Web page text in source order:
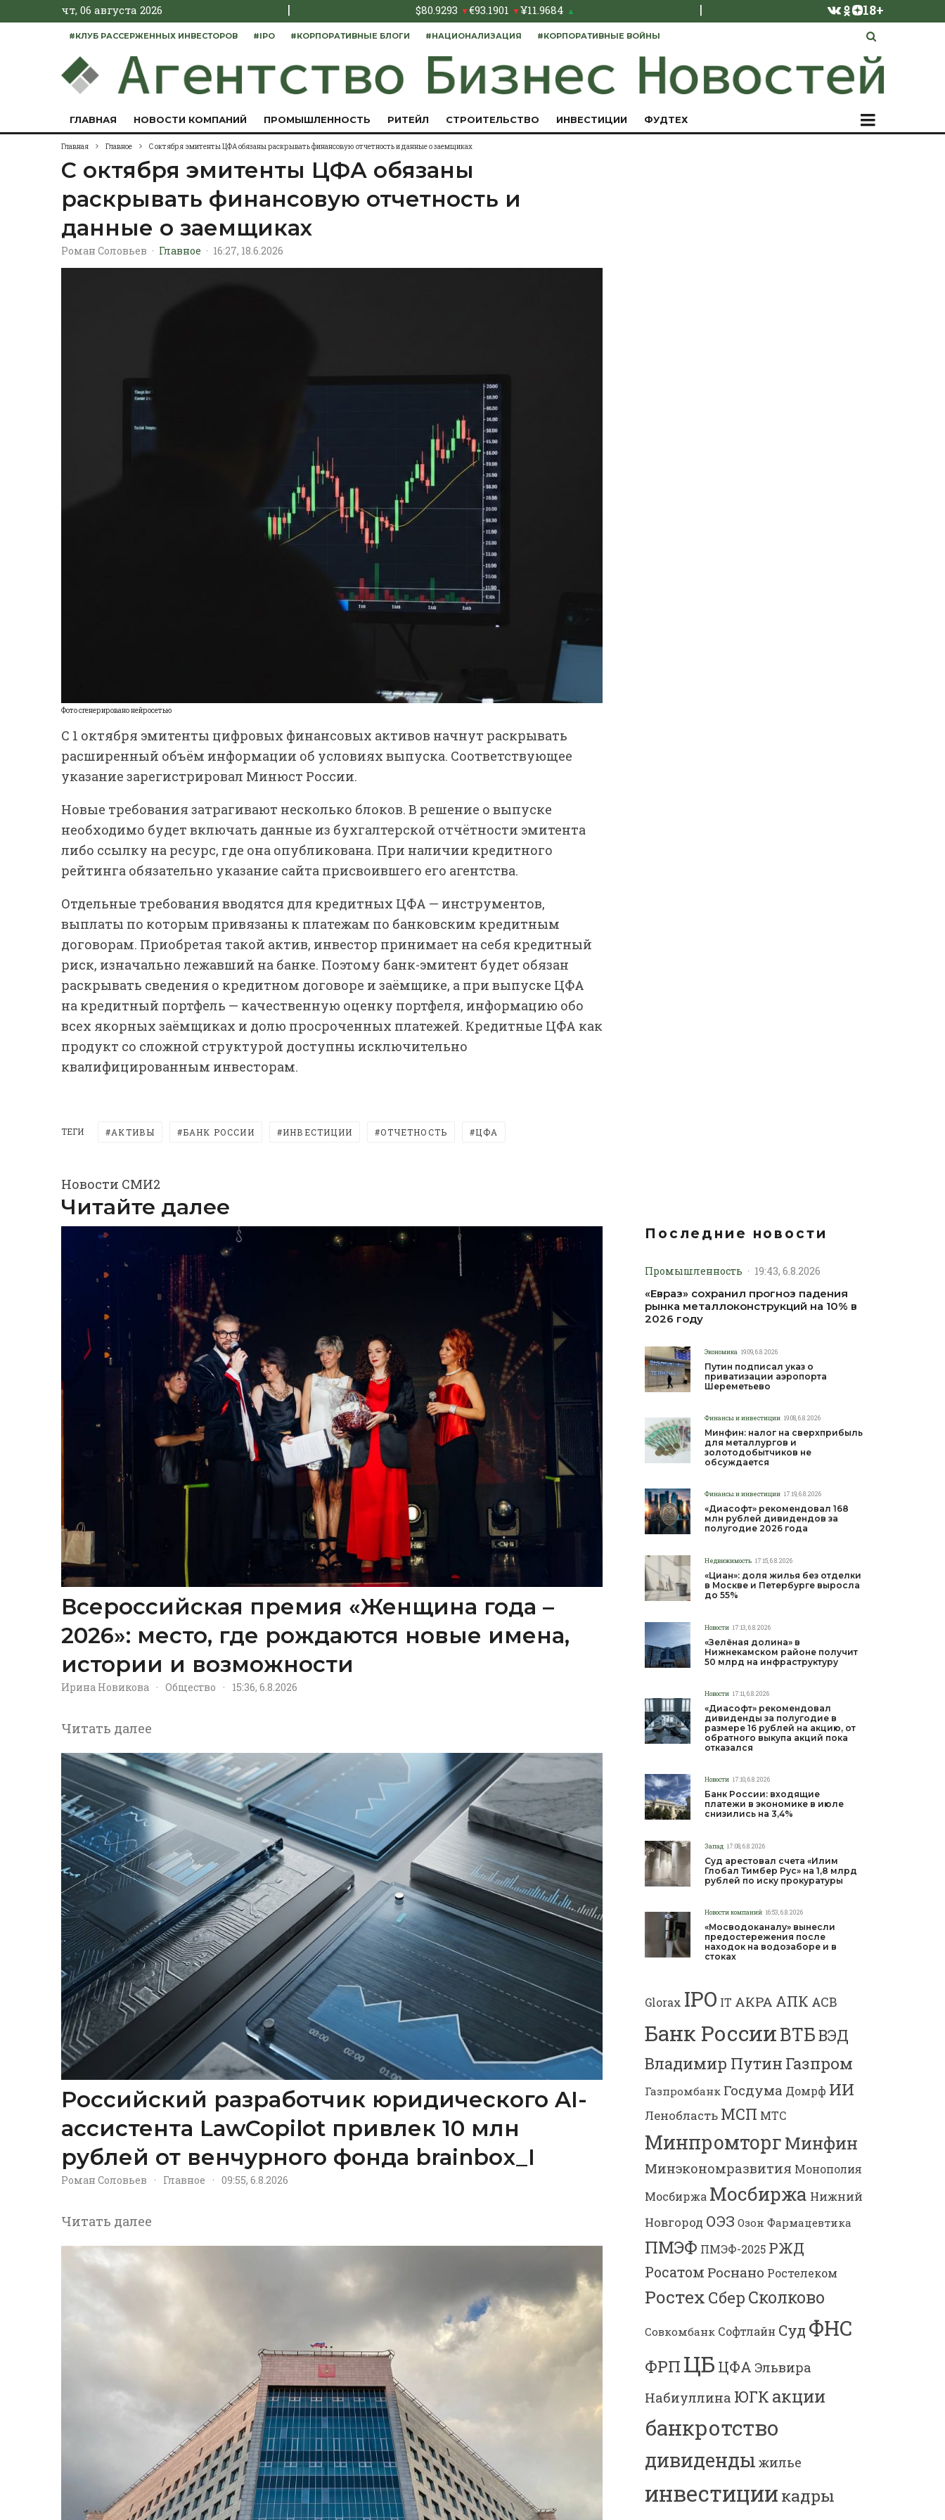
чт, 06 августа 2026 | $80.9293 ▼€93.1901 ▼¥11.9684 ▲ | 18+
#КЛУБ РАССЕРЖЕННЫХ ИНВЕСТОРОВ #IPO #КОРПОРАТИВНЫЕ БЛОГИ #НАЦИОНАЛИЗАЦИЯ #КОРПОРАТИВНЫЕ ВОЙНЫ
ГЛАВНАЯ НОВОСТИ КОМПАНИЙ ПРОМЫШЛЕННОСТЬ РИТЕЙЛ СТРОИТЕЛЬСТВО ИНВЕСТИЦИИ ФУДТЕХ
Главная Главное С октября эмитенты ЦФА обязаны раскрывать финансовую отчетность и данные о заемщиках
С октября эмитенты ЦФА обязаны
раскрывать финансовую отчетность и
данные о заемщиках
Роман Соловьев · Главное · 16:27, 18.6.2026
Фото сгенерировано нейросетью
С 1 октября эмитенты цифровых финансовых активов начнут раскрывать
расширенный объём информации об условиях выпуска. Соответствующее
указание зарегистрировал Минюст России.
Новые требования затрагивают несколько блоков. В решение о выпуске
необходимо будет включать данные из бухгалтерской отчётности эмитента
либо ссылку на ресурс, где она опубликована. При наличии кредитного
рейтинга обязательно указание сайта присвоившего его агентства.
Отдельные требования вводятся для кредитных ЦФА — инструментов,
выплаты по которым привязаны к платежам по банковским кредитным
договорам. Приобретая такой актив, инвестор принимает на себя кредитный
риск, изначально лежавший на банке. Поэтому банк-эмитент будет обязан
раскрывать сведения о кредитном договоре и заёмщике, а при выпуске ЦФА
на кредитный портфель — качественную оценку портфеля, информацию обо
всех якорных заёмщиках и долю просроченных платежей. Кредитные ЦФА как
продукт со сложной структурой доступны исключительно
квалифицированным инвесторам.
ТЕГИ АКТИВЫ БАНК РОССИИ ИНВЕСТИЦИИ ОТЧЕТНОСТЬ ЦФА
Новости СМИ2
Читайте далее
Всероссийская премия «Женщина года –
2026»: место, где рождаются новые имена,
истории и возможности
Ирина Новикова · Общество · 15:36, 6.8.2026
Читать далее
Российский разработчик юридического AI-
ассистента LawCopilot привлек 10 млн
рублей от венчурного фонда brainbox_I
Роман Соловьев · Главное · 09:55, 6.8.2026
Читать далее
Последние новости
Промышленность · 19:43, 6.8.2026
«Евраз» сохранил прогноз падения
рынка металлоконструкций на 10% в
2026 году
Экономика 19:09, 6.8.2026
Путин подписал указ о
приватизации аэропорта
Шереметьево
Финансы и инвестиции 19:08, 6.8.2026
Минфин: налог на сверхприбыль
для металлургов и
золотодобытчиков не
обсуждается
Финансы и инвестиции 17:19, 6.8.2026
«Диасофт» рекомендовал 168
млн рублей дивидендов за
полугодие 2026 года
Недвижимость 17:15, 6.8.2026
«Циан»: доля жилья без отделки
в Москве и Петербурге выросла
до 55%
Новости 17:13, 6.8.2026
«Зелёная долина» в
Нижнекамском районе получит
50 млрд на инфраструктуру
Новости 17:11, 6.8.2026
«Диасофт» рекомендовал
дивиденды за полугодие в
размере 16 рублей на акцию, от
обратного выкупа акций пока
отказался
Новости 17:10, 6.8.2026
Банк России: входящие
платежи в экономике в июле
снизились на 3,4%
Запад 17:08, 6.8.2026
Суд арестовал счета «Илим
Глобал Тимбер Рус» на 1,8 млрд
рублей по иску прокуратуры
Новости компаний 16:53, 6.8.2026
«Мосводоканалу» вынесли
предостережения после
находок на водозаборе и в
стоках
Glorax IPO IT АКРА АПК АСВ
Банк РоссииВТБВЭД
Владимир Путин Газпром
Газпромбанк Госдума Домрф ИИ
Ленобласть МСП МТС
МинпромторгМинфин
Минэкономразвития Монополия
Мосбиржа Мосбиржа Нижний
Новгород ОЭЗ Озон Фармацевтика
ПМЭФ ПМЭФ-2025 РЖД
Росатом Роснано Ростелеком
Ростех Сбер Сколково
Совкомбанк Софтлайн Суд ФНС
ФРП ЦБ ЦФА Эльвира
Набиуллина ЮГК акции
банкротство
дивиденды жилье
инвестиции кадры